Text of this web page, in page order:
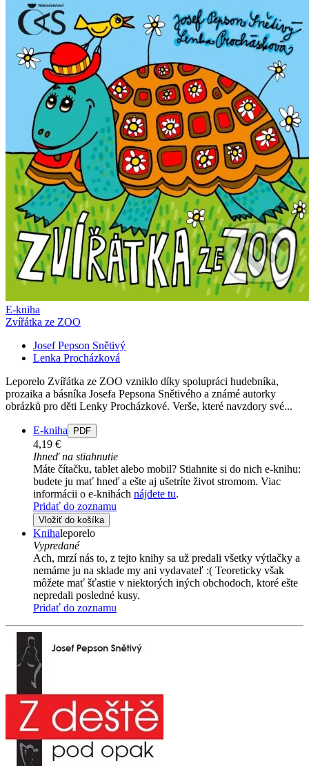
E-kniha
Zvířátka ze ZOO
Josef Pepson Snětivý
Lenka Procházková
Leporelo Zvířátka ze ZOO vzniklo díky spolupráci hudebníka,
prozaika a básníka Josefa Pepsona Snětivého a známé autorky
obrázků pro děti Lenky Procházkové. Verše, které navzdory své...
E-kniha PDF
4,19 €
Ihneď na stiahnutie
Máte čítačku, tablet alebo mobil? Stiahnite si do nich e-knihu:
budete ju mať hneď a ešte aj ušetríte život stromom. Viac
informácii o e-knihách nájdete tu.
Pridať do zoznamu
Vložiť do košíka
Knihaleporelo
Vypredané
Ach, mrzí nás to, z tejto knihy sa už predali všetky výtlačky a
nemáme ju na sklade my ani vydavateľ :( Teoreticky však
môžete mať šťastie v niektorých iných obchodoch, ktoré ešte
nepredali posledné kusy.
Pridať do zoznamu